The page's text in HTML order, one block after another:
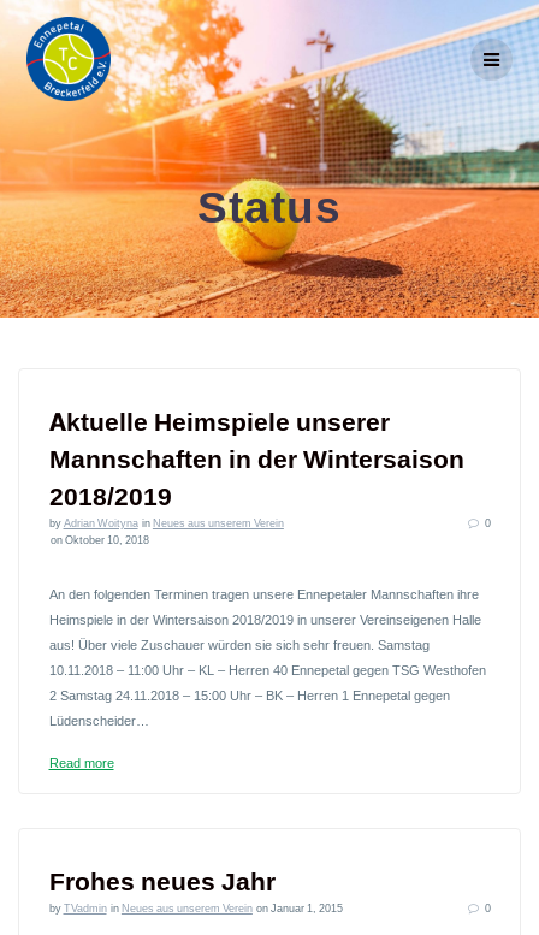
content
Status
Aktuelle Heimspiele unserer
Mannschaften in der Wintersaison
2018/2019
byAdrian Woityna inNeues aus unserem Verein
on Oktober 10, 2018
0
An den folgenden Terminen tragen unsere Ennepetaler Mannschaften ihre
Heimspiele in der Wintersaison 2018/2019 in unserer Vereinseigenen Halle
aus! Über viele Zuschauer würden sie sich sehr freuen. Samstag
10.11.2018 – 11:00 Uhr – KL – Herren 40 Ennepetal gegen TSG Westhofen
2 Samstag 24.11.2018 – 15:00 Uhr – BK – Herren 1 Ennepetal gegen
Lüdenscheider…
Read more
Frohes neues Jahr
byTVadmin inNeues aus unserem Verein on Januar 1, 2015 0